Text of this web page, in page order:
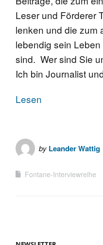
Leser und Förderer
lenken und die zum
lebendig sein
sind. Wer sind Sie
Ich bin Journalist
Lesen
by Leander Wattig
Fontane-Interviewreihe